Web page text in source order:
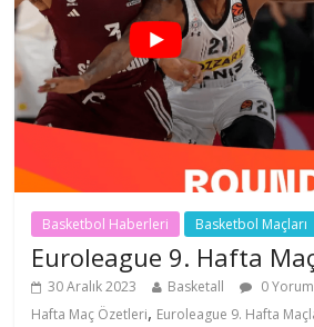
Basketbol Haberleri Basketbol Maçları
Euroleague 9. Hafta
30 Aralık 2023 Basketall 0 Yorum
Hafta Maç Özetleri, Euroleague 9. Hafta